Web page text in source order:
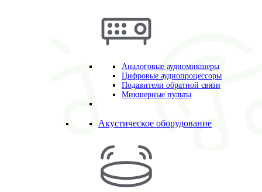
Аналоговые аудиомикшеры
Цифровые аудиопроцессоры
Подавители обратной связи
Микшерные пульты
Акустическое оборудование